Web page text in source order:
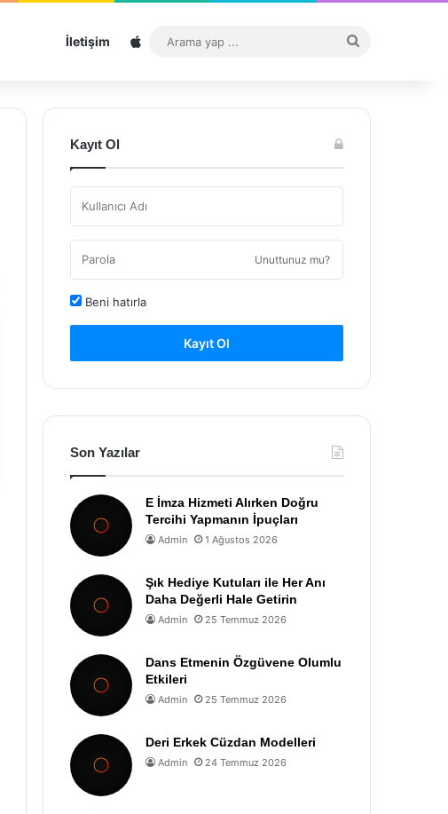
İletişim Sitemap
...
Kayıt Ol
Unuttunuz mu?
Beni hatırla
Kayıt Ol
Son Yazılar
E İmza Hizmeti Alırken Doğru
Tercihi Yapmanın İpuçları
Admin 1 Ağustos 2026
Şık Hediye Kutuları ile Her Anı
Daha Değerli Hale Getirin
Admin 25 Temmuz 2026
Dans Etmenin Özgüvene Olumlu
Etkileri
Admin 25 Temmuz 2026
Deri Erkek Cüzdan Modelleri
Admin 24 Temmuz 2026